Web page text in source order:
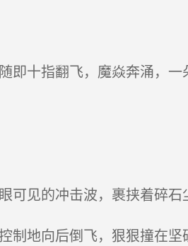
十指翻飞，魔焱奔涌，一
见的冲击波，裹挟着碎石
地向后倒飞，狠狠撞在坚